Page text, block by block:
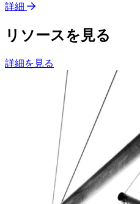
詳細
リソースを見る
詳細を見る